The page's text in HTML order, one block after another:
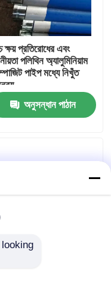
ক্ষয় প্রতিরোধের এবং
পলিথিন অ্যালুমিনিয়াম
পাইপ মধ্যে নিখুঁত
অনুসন্ধান পাঠান